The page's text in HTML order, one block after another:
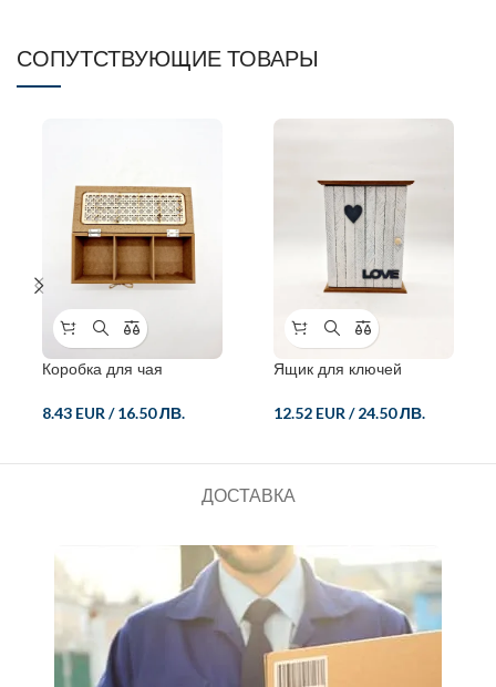
СОПУТСТВУЮЩИЕ ТОВАРЫ
Коробка для чая
8.43 EUR /16.50 ЛВ.
Ящик для ключей
12.52 EUR /24.50 ЛВ.
ДОСТАВКА